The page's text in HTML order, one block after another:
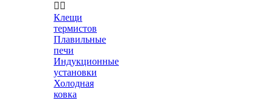
 
Клещи
термистов
Плавильные
печи
Индукционные
установки
Холодная
ковка